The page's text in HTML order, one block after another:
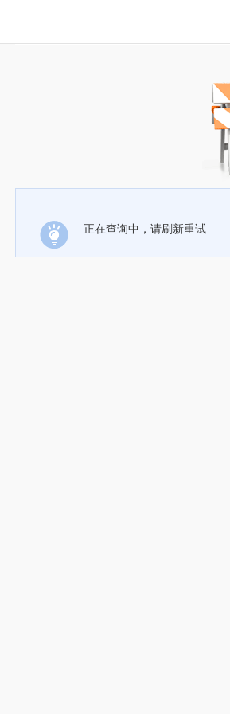
正在查询中，请刷新重试